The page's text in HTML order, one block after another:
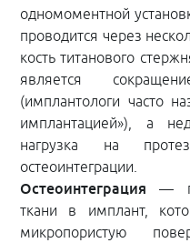
одномоментной
проводится через
кость титанового
является
(имплантологи часто
имплантацией»), а
нагрузка на
остеоинтеграции.
Остеоинтеграция —
ткани в имплант,
микропористую